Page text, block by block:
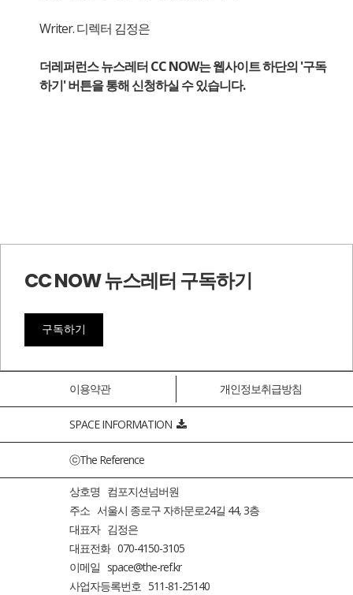
Writer. 디렉터 김정은
더레퍼런스 뉴스레터 CC NOW는 웹사이트 하단의 '구독
하기' 버튼을 통해 신청하실 수 있습니다.
CC NOW 뉴스레터 구독하기
구독하기
이용약관 개인정보취급방침
SPACE INFORMATION
ⓒThe Reference
상호명 컴포지션넘버원
주소 서울시 종로구 자하문로24길 44, 3층
대표자 김정은
대표전화 070-4150-3105
이메일 space@the-ref.kr
사업자등록번호 511-81-25140